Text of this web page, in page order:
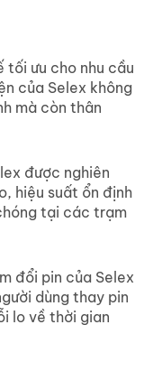
ưu cho nhu cầu
của Selex không
mà còn thân
được nghiên
hiệu suất ổn định
tại các trạm
đổi pin của Selex
dùng thay pin
lo về thời gian